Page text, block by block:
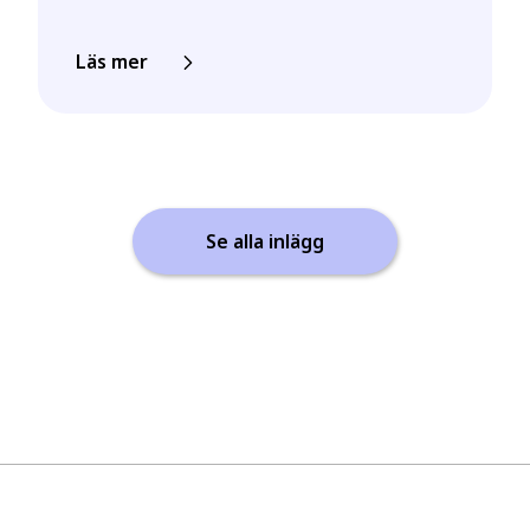
Läs mer
Se alla inlägg